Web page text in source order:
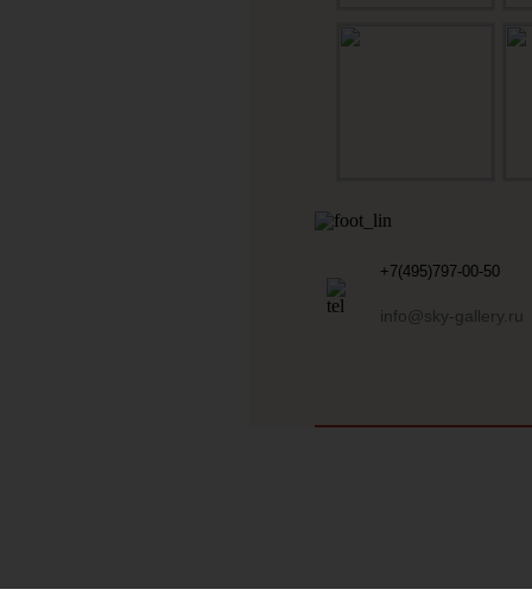
+7(495)797-00-50
info@sky-gallery.ru